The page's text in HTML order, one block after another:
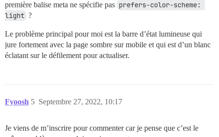
première balise meta ne spécifie pas prefers-color-scheme:
light ?
Le problème principal pour moi est la barre d’état lumineuse qui
jure fortement avec la page sombre sur mobile et qui est d’un blanc
éclatant sur le défilement pour actualiser.
Fyoosh Septembre 27, 2022, 10:17
5
Je viens de m’inscrire pour commenter car je pense que c’est le